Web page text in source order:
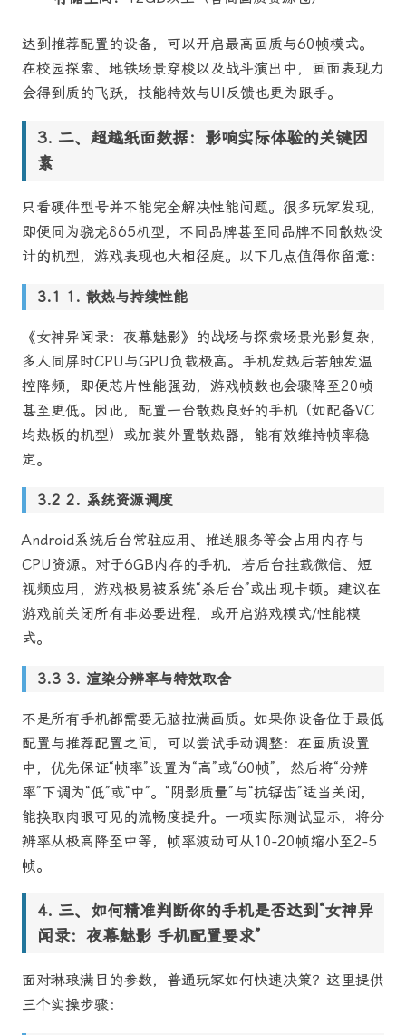
达到推荐配置的设备，可以开启最高画质与60帧模式。
在校园探索、地铁场景穿梭以及战斗演出中，画面表现力
会得到质的飞跃，技能特效与UI反馈也更为跟手。
二、超越纸面数据：影响实际体验的关键因
素
只看硬件型号并不能完全解决性能问题。很多玩家发现，
即便同为骁龙865机型，不同品牌甚至同品牌不同散热设
计的机型，游戏表现也大相径庭。以下几点值得你留意：
1. 散热与持续性能
《女神异闻录：夜幕魅影》的战场与探索场景光影复杂，
多人同屏时CPU与GPU负载极高。手机发热后若触发温
控降频，即便芯片性能强劲，游戏帧数也会骤降至20帧
甚至更低。因此，配置一台散热良好的手机（如配备VC
均热板的机型）或加装外置散热器，能有效维持帧率稳
定。
2. 系统资源调度
Android系统后台常驻应用、推送服务等会占用内存与
CPU资源。对于6GB内存的手机，若后台挂载微信、短
视频应用，游戏极易被系统“杀后台”或出现卡顿。建议在
游戏前关闭所有非必要进程，或开启游戏模式/性能模
式。
3. 渲染分辨率与特效取舍
不是所有手机都需要无脑拉满画质。如果你设备位于最低
配置与推荐配置之间，可以尝试手动调整：在画质设置
中，优先保证“帧率”设置为“高”或“60帧”，然后将“分辨
率”下调为“低”或“中”。“阴影质量”与“抗锯齿”适当关闭，
能换取肉眼可见的流畅度提升。一项实际测试显示，将分
辨率从极高降至中等，帧率波动可从10-20帧缩小至2-5
帧。
三、如何精准判断你的手机是否达到“女神异
闻录：夜幕魅影 手机配置要求”
面对琳琅满目的参数，普通玩家如何快速决策？这里提供
三个实操步骤：